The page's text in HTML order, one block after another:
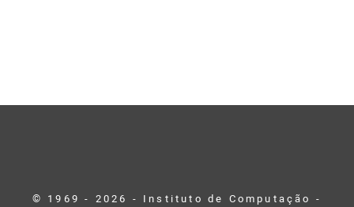
© 1969 - 2026 - Instituto de Computação -